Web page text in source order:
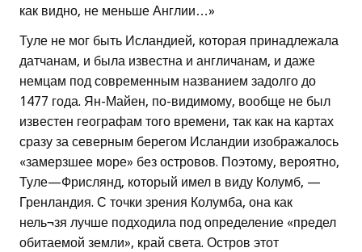
как видно, не меньше Англии…»
Туле не мог быть Исландией, которая принадлежала
датчанам, и была известна и англичанам, и даже
немцам под современным названием задолго до
1477 года. Ян-Майен, по-видимому, вообще не был
известен географам того времени, так как на картах
сразу за северным берегом Исландии изображалось
«замерзшее море» без островов. Поэтому, вероятно,
Туле—Фрислянд, который имел в виду Колумб, —
Гренландия. С точки зрения Колумба, она как
нель¬зя лучше подходила под определение «предел
обитаемой земли», край света. Остров этот